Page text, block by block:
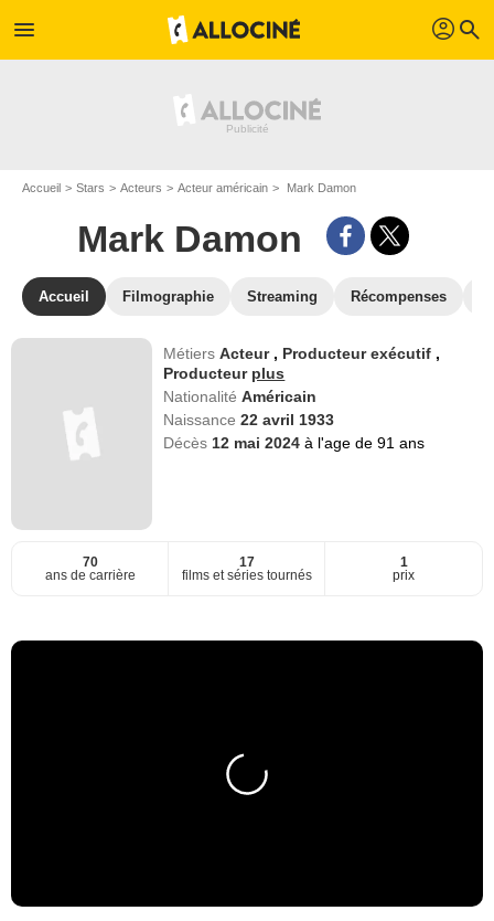
menu profil search
Accueil Stars Acteurs Acteur américain Mark Damon
Mark Damon
Accueil Filmographie Streaming Récompenses
MétiersActeur , Producteur exécutif ,
Producteur plus
NationalitéAméricain
Naissance22 avril 1933
Décès 12 mai 2024à l'age de 91 ans
70
ans de carrière
17
films et séries tournés
1
prix